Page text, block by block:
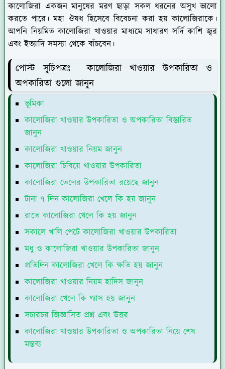
কালোজিরা একজন মানুষের মরণ ছাড়া সকল ধরনের অসুখ ভালো
করতে পারে। মহা ঔষধ হিসেবে বিবেচনা করা হয় কালোজিরাকে।
আপনি নিয়মিত কালোজিরা খাওয়ার মাধ্যমে সাধারণ সর্দি কাশি জ্বর
এবং ইত্যাদি সমস্যা থেকে বাঁচবেন।
পোস্ট সুচিপত্রঃ কালোজিরা খাওয়ার উপকারিতা ও
অপকারিতা গুলো জানুন
ভূমিকা
কালোজিরা খাওয়ার উপকারিতা ও অপকারিতা বিস্তারিত
জানুন
কালোজিরা খাওয়ার নিয়ম জানুন
কালোজিরা চিবিয়ে খাওয়ার উপকারিতা
কালোজিরা তেলের উপকারিতা রয়েছে জানুন
টানা ৭ দিন কালোজিরা খেলে কি হয় জানুন
রাতে কালোজিরা খেলে কি হয় জানুন
সকালে খালি পেটে কালোজিরা খাওয়ার উপকারিতা
মধু ও কালোজিরা খাওয়ার উপকারিতা জানুন
প্রতিদিন কালোজিরা খেলে কি ক্ষতি হয় জানুন
কালোজিরা খাওয়ার নিয়ম হাদিস জানুন
কালোজিরা খেলে কি গ্যাস হয় জানুন
সচারচর জিজ্ঞাসিত প্রশ্ন এবং উত্তর
কালোজিরা খাওয়ার উপকারিতা ও অপকারিতা নিয়ে শেষ
মন্তব্য